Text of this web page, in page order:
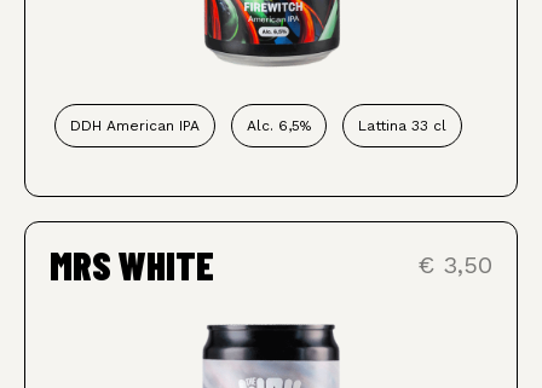
DDH American IPA Alc. 6,5% Lattina 33 cl
MRS WHITE € 3,50